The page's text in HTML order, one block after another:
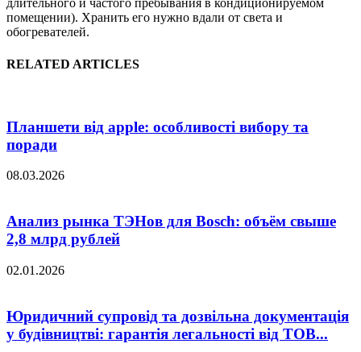
длительного и частого пребывания в кондиционируемом
помещении). Хранить его нужно вдали от света и
обогревателей.
RELATED ARTICLES
Планшети від apple: особливості вибору та
поради
08.03.2026
Анализ рынка ТЭНов для Bosch: объём свыше
2,8 млрд рублей
02.01.2026
Юридичний супровід та дозвільна документація
у будівництві: гарантія легальності від ТОВ...